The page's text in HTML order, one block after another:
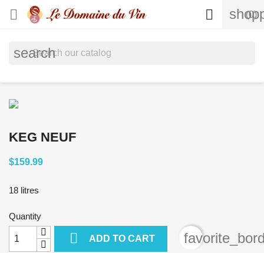
 (0)

search
KEG NEUF
$159.99
18 litres
Quantity
 ADD TO CART